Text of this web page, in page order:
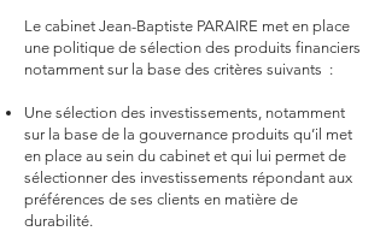
Le cabinet Jean-Baptiste PARAIRE met en place
une politique de sélection des produits financiers
notamment sur la base des critères suivants :
Une sélection des investissements, notamment
sur la base de la gouvernance produits qu’il met
en place au sein du cabinet et qui lui permet de
sélectionner des investissements répondant aux
préférences de ses clients en matière de
durabilité.